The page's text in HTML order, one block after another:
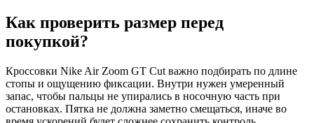
Как проверить размер перед
покупкой?
Кроссовки Nike Air Zoom GT Cut важно подбирать по длине
стопы и ощущению фиксации. Внутри нужен умеренный
запас, чтобы пальцы не упирались в носочную часть при
остановках. Пятка не должна заметно смещаться, иначе во